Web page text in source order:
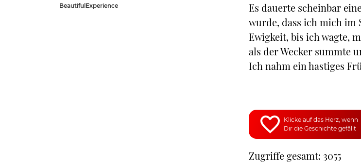
BeautifulExperience
Es dauerte scheinbar
wurde, dass ich mich im
Ewigkeit, bis ich wagte,
als der Wecker summte
Ich nahm ein hastiges
Klicke auf das Herz, wenn
Dir die Geschichte gefällt
Zugriffe gesamt: 3055